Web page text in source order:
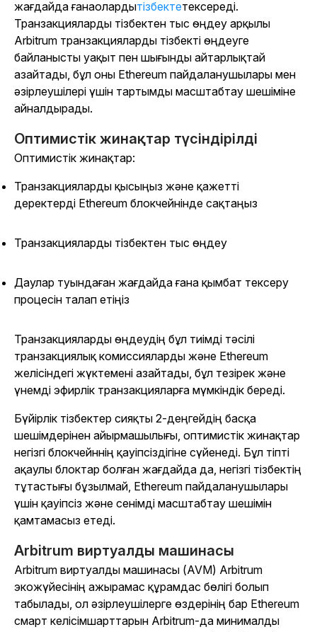
жағдайда ғанаолардытізбектетексереді.
Транзакцияларды тізбектен тыс өңдеу арқылы
Arbitrum транзакцияларды тізбекті өңдеуге
байланысты уақыт пен шығынды айтарлықтай
азайтады, бұл оны Ethereum пайдаланушылары мен
әзірлеушілері үшін тартымды масштабтау шешіміне
айналдырады.
Оптимистік жинақтар түсіндірілді
Оптимистік жинақтар:
Транзакцияларды қысыңыз және қажетті
деректерді Ethereum блокчейнінде сақтаңыз
Транзакцияларды тізбектен тыс өңдеу
Даулар туындаған жағдайда ғана қымбат тексеру
процесін талап етіңіз
Транзакцияларды өңдеудің бұл тиімді тәсілі
транзакциялық комиссияларды және Ethereum
желісіндегі жүктемені азайтады, бұл тезірек және
үнемді эфирлік транзакцияларға мүмкіндік береді.
Бүйірлік тізбектер сияқты 2-деңгейдің басқа
шешімдерінен айырмашылығы, оптимистік жинақтар
негізгі блокчейннің қауіпсіздігіне сүйенеді. Бұл тіпті
ақаулы блоктар болған жағдайда да, негізгі тізбектің
тұтастығы бұзылмай, Ethereum пайдаланушылары
үшін қауіпсіз және сенімді масштабтау шешімін
қамтамасыз етеді.
Arbitrum виртуалды машинасы
Arbitrum виртуалды машинасы (AVM) Arbitrum
экожүйесінің ажырамас құрамдас бөлігі болып
табылады, ол әзірлеушілерге өздерінің бар Ethereum
смарт келісімшарттарын Arbitrum-да минималды